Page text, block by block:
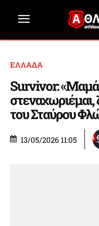
ΕΛΛΑΔΑ
Survivor: «Μαμά,
του Σταύρου
13/05/2026 11:05